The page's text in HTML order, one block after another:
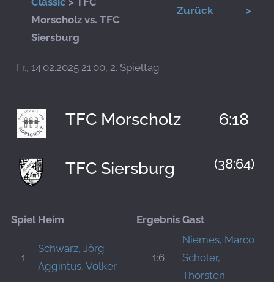
Morscholz vs. TFC
Siersburg
Zurück
>
Fr., 14.02.2025 21:00, 2. Spieltag
TFC Morscholz 6:18
(38:64)
TFC Siersburg
Spiel Heim Ergebnis Gast
1
Schwarz, Jörg
Aggintus, Volker
1:6
Niemes, Marco
Scholer,
Thorsten